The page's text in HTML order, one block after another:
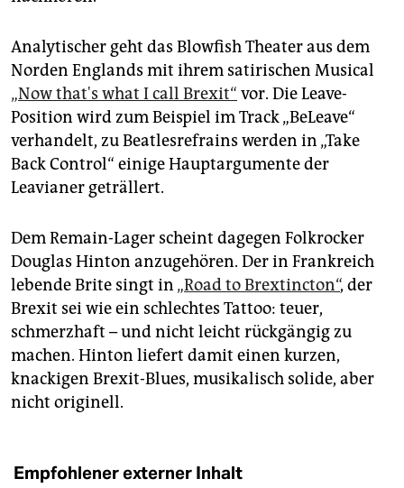
Analytischer geht das Blowfish Theater aus dem
Norden Englands mit ihrem satirischen Musical
„Now that's what I call Brexit“ vor. Die Leave-
Position wird zum Beispiel im Track „BeLeave“
verhandelt, zu Beatlesrefrains werden in „Take
Back Control“ einige Hauptargumente der
Leavianer geträllert.
Dem Remain-Lager scheint dagegen Folkrocker
Douglas Hinton anzugehören. Der in Frankreich
lebende Brite singt in „Road to Brextincton“, der
Brexit sei wie ein schlechtes Tattoo: teuer,
schmerzhaft – und nicht leicht rückgängig zu
machen. Hinton liefert damit einen kurzen,
knackigen Brexit-Blues, musikalisch solide, aber
nicht originell.
Empfohlener externer Inhalt